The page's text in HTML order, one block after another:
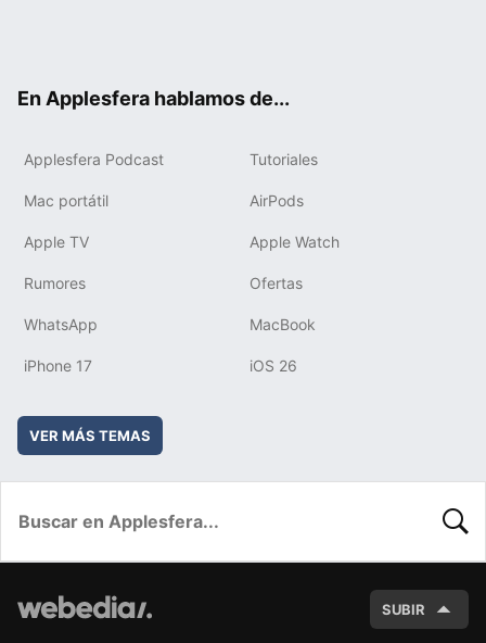
En Applesfera hablamos de...
Applesfera Podcast Tutoriales
Mac portátil AirPods
Apple TV Apple Watch
Rumores Ofertas
WhatsApp MacBook
iPhone 17 iOS 26
VER MÁS TEMAS
SUBIR